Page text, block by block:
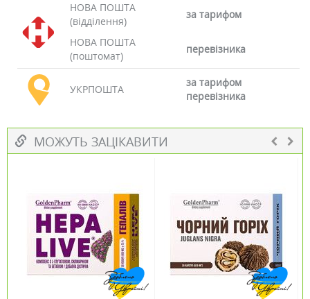
НОВА ПОШТА
(відділення)
за тарифом
НОВА ПОШТА
(поштомат)
перевізника
УКРПОШТА
за тарифом
перевізника
МОЖУТЬ ЗАЦІКАВИТИ